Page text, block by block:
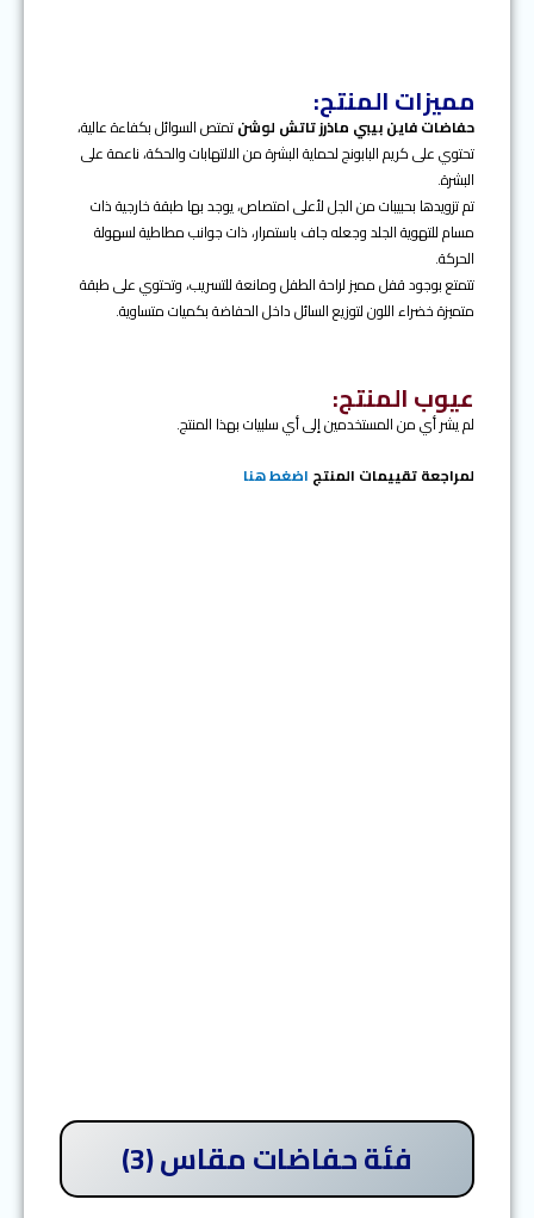
مميزات المنتج:
حفاضاتفاين بيبي ماذرز تاتش لوشنتمتص السوائل بكفاءة عالية،
تحتوي على كريم البابونج لحماية البشرة من الالتهابات والحكة، ناعمة على
البشرة.
تم تزويدها بحبيبات من الجل لأعلى امتصاص، يوجد بها طبقة خارجية ذات
مسام للتهوية الجلد وجعله جاف باستمرار، ذات جوانب مطاطية لسهولة
الحركة.
تتمتع بوجود قفل مميز لراحة الطفل ومانعة للتسريب، وتحتوي على طبقة
متميزة خضراء اللون لتوزيع السائل داخل الحفاضة بكميات متساوية.
عيوب المنتج:
لم يشر أي من المستخدمين إلى أي سلبيات بهذا المنتج.
لمراجعة تقييمات المنتج اضغط هنا
فئة حفاضات مقاس (3)